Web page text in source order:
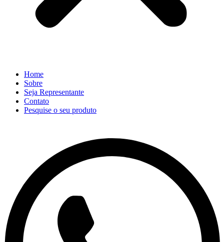
Home
Sobre
Seja Representante
Contato
Pesquise o seu produto